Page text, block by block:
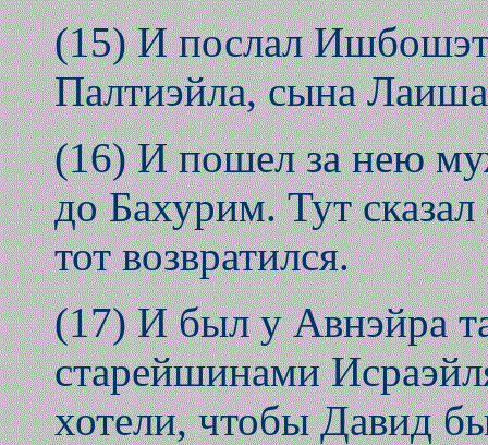
(15) И послал Ишбошэт
Палтиэйла, сына
(16) И пошел за нею
до Бахурим. Тут
тот возвратился.
(17) И был у Авнэйра
старейшинами
хотели, чтобы Давид